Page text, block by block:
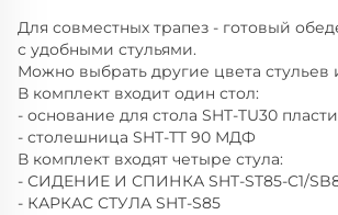
Для совместных трапез - готовый
с удобными стульями.
Можно выбрать другие цвета стульев
В комплект входит один стол:
- основание для стола SHT-TU30
- столешница SHT-TT 90 МДФ
В комплект входят четыре стула:
- СИДЕНИЕ И СПИНКА SHT-ST85-C1/
- КАРКАС СТУЛА SHT-S85